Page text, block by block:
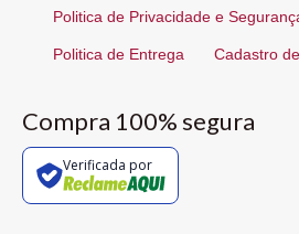
Politica de Privacidade e
Politica de Entrega Cadastro
Compra 100% segura
Verificada por